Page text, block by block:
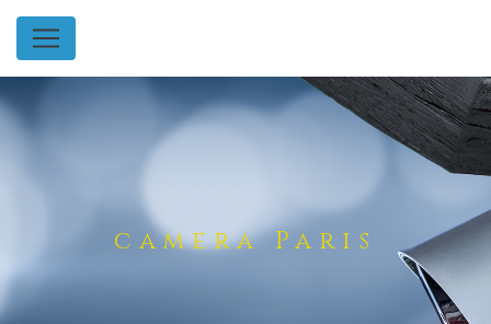
Panneau de gestion des cookies
camera Paris